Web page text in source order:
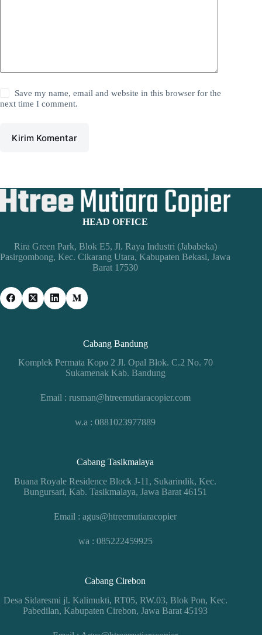
Save my name, email and website in this browser for the
next time I comment.
Kirim Komentar
HEAD OFFICE
Rira Green Park, Blok E5, Jl. Raya Industri (Jababeka)
Pasirgombong, Kec. Cikarang Utara, Kabupaten Bekasi, Jawa
Barat 17530
Cabang Bandung
Komplek Permata Kopo 2 Jl. Opal Blok. C.2 No. 70
Sukamenak Kab. Bandung
Email : rusman@htreemutiaracopier.com
w.a : 0881023977889
Cabang Tasikmalaya
Buana Royale Residence Block J-11, Sukarindik, Kec.
Bungursari, Kab. Tasikmalaya, Jawa Barat 46151
Email : agus@htreemutiaracopier
wa : 085222459925
Cabang Cirebon
Desa Sidaresmi jl. Kalimukti, RT05, RW.03, Blok Pon, Kec.
Pabedilan, Kabupaten Cirebon, Jawa Barat 45193